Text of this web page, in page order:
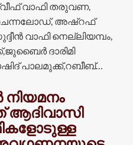
വാഫി തരുവണ,
അഷ്റഫ്
വാഫി നെല്ലിയമ്പം,
ദാരിമി
പാലമുക്ക്,റബീബ്…
നിയമനം